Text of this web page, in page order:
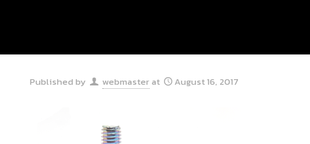
Published by webmaster at August 16, 2017